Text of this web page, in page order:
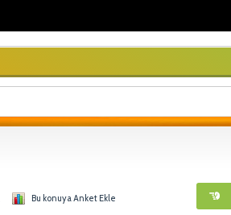
Bu konuya Anket Ekle